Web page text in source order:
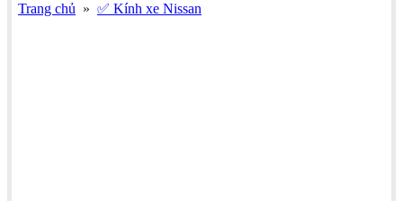
Trang chủ » ✅ Kính xe Nissan